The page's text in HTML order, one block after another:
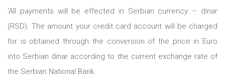
‘All payments will be effected in Serbian currency – dinar
(RSD). The amount your credit card account will be charged
for is obtained through the conversion of the price in Euro
into Serbian dinar according to the current exchange rate of
the Serbian National Bank.